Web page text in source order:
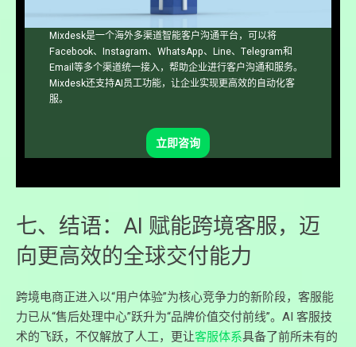
Mixdesk是一个海外多渠道智能客户沟通平台，可以将
Facebook、Instagram、WhatsApp、Line、Telegram和
Email等多个渠道统一接入，帮助企业进行客户沟通和服务。
Mixdesk还支持AI员工功能，让企业实现更高效的自动化客
服。
立即咨询
七、结语：AI 赋能跨境客服，迈
向更高效的全球交付能力
跨境电商正进入以“用户体验”为核心竞争力的新阶段，客服能
力已从“售后处理中心”跃升为“品牌价值交付前线”。AI 客服技
术的飞跃，不仅解放了人工，更让客服体系具备了前所未有的